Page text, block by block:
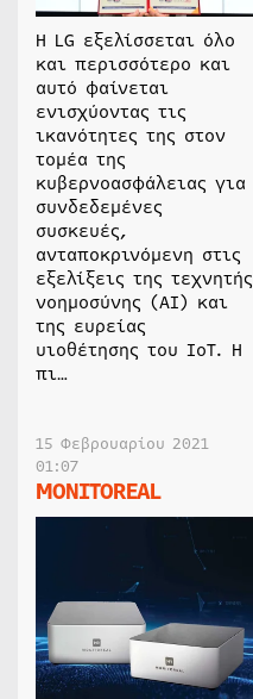
Η LG εξελίσσεται όλο
και περισσότερο και
αυτό φαίνεται
ενισχύοντας τις
ικανότητες της στον
τομέα της
κυβερνοασφάλειας για
συνδεδεμένες
συσκευές,
ανταποκρινόμενη στις
εξελίξεις της τεχνητής
νοημοσύνης (AI) και
της ευρείας
υιοθέτησης του IoT. Η
πι…
15 Φεβρουαρίου 2021
01:07
MONITOREAL